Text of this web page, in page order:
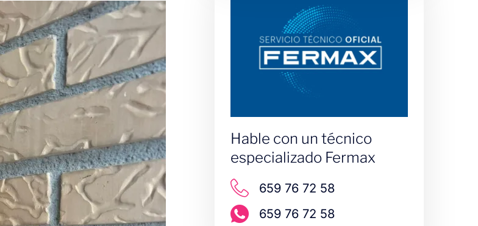
Hable con un técnico
especializado Fermax
659 76 72 58
659 76 72 58